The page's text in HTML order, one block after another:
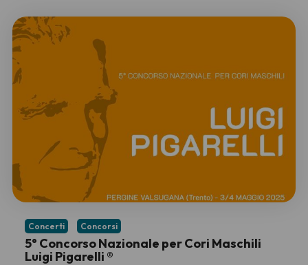
5° Concorso Nazionale per Cori Maschili
Luigi Pigarelli ®
Concerti Concorsi